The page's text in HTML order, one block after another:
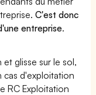
C'est donc
entreprise.
glisse sur le sol,
cas d'exploitation
RC Exploitation